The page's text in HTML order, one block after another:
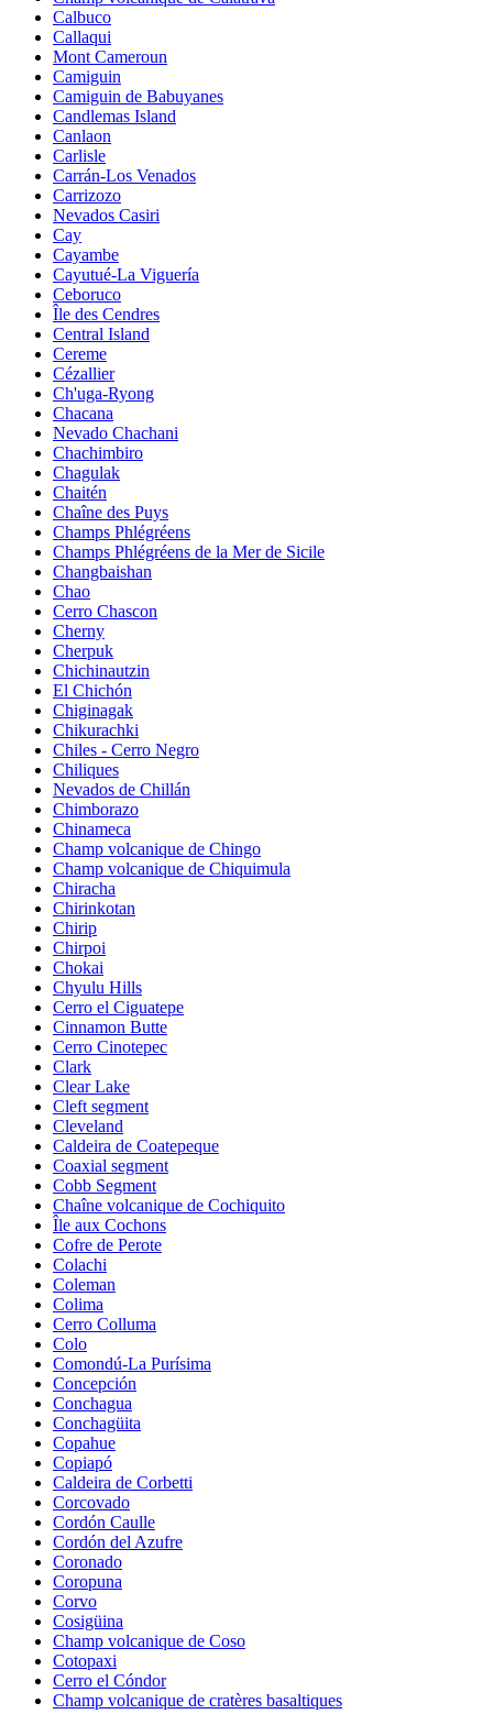
Calbuco
Callaqui
Mont Cameroun
Camiguin
Camiguin de Babuyanes
Candlemas Island
Canlaon
Carlisle
Carrán-Los Venados
Carrizozo
Nevados Casiri
Cay
Cayambe
Cayutué-La Viguería
Ceboruco
Île des Cendres
Central Island
Cereme
Cézallier
Ch'uga-Ryong
Chacana
Nevado Chachani
Chachimbiro
Chagulak
Chaitén
Chaîne des Puys
Champs Phlégréens
Champs Phlégréens de la Mer de Sicile
Changbaishan
Chao
Cerro Chascon
Cherny
Cherpuk
Chichinautzin
El Chichón
Chiginagak
Chikurachki
Chiles - Cerro Negro
Chiliques
Nevados de Chillán
Chimborazo
Chinameca
Champ volcanique de Chingo
Champ volcanique de Chiquimula
Chiracha
Chirinkotan
Chirip
Chirpoi
Chokai
Chyulu Hills
Cerro el Ciguatepe
Cinnamon Butte
Cerro Cinotepec
Clark
Clear Lake
Cleft segment
Cleveland
Caldeira de Coatepeque
Coaxial segment
Cobb Segment
Chaîne volcanique de Cochiquito
Île aux Cochons
Cofre de Perote
Colachi
Coleman
Colima
Cerro Colluma
Colo
Comondú-La Purísima
Concepción
Conchagua
Conchagüita
Copahue
Copiapó
Caldeira de Corbetti
Corcovado
Cordón Caulle
Cordón del Azufre
Coronado
Coropuna
Corvo
Cosigüina
Champ volcanique de Coso
Cotopaxi
Cerro el Cóndor
Champ volcanique de cratères basaltiques